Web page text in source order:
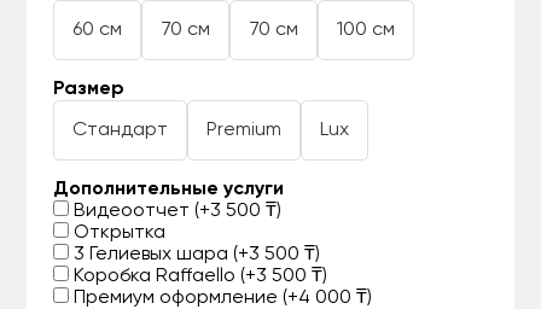
60 см 70 см 70 см 100 см
Размер
Стандарт Premium Lux
Дополнительные услуги
Видеоотчет (+3 500 ₸)
Открытка
3 Гелиевых шара (+3 500 ₸)
Коробка Raffaello (+3 500 ₸)
Премиум оформление (+4 000 ₸)